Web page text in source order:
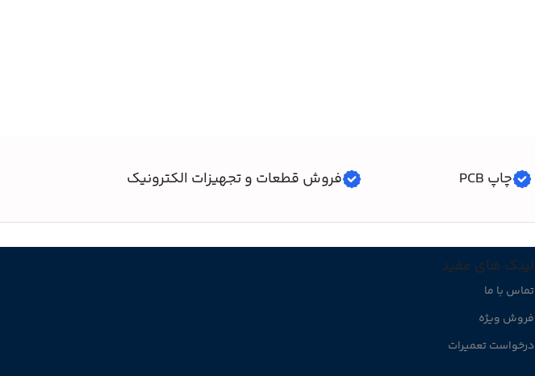
چاپ PCB فروش قطعات و تجهیزات الکترونیک
لینک های مفید
تماس با ما
فروش ویژه
درخواست تعمیرات